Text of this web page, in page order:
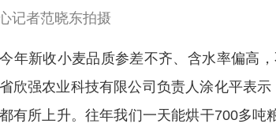
记者范晓东拍摄
年新收小麦品质参差不齐、含水率偏高
欣强农业科技有限公司负责人涂化平表
有所上升。往年我们一天能烘干700多吨